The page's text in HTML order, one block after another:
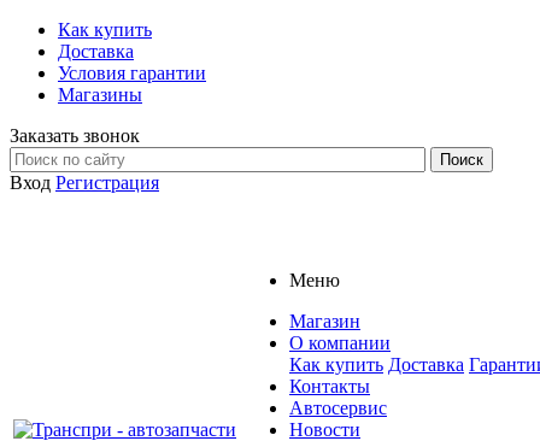
Как купить
Доставка
Условия гарантии
Магазины
Заказать звонок
Вход Регистрация
Меню
Магазин
О компании
Как купить Доставка
Контакты
Автосервис
Новости